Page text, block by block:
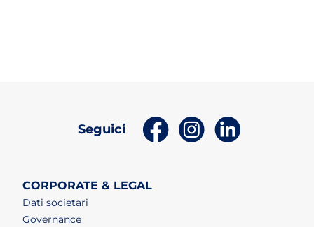
Seguici (apri in un nuovo tab)
(apri in un nuovo
CORPORATE & LEGAL
Dati societari
Governance